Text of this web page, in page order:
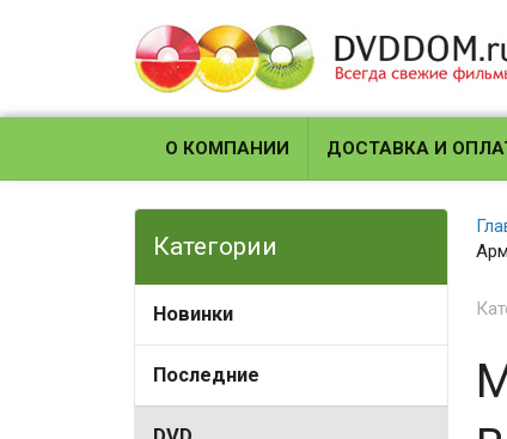
О КОМПАНИИ ДОСТАВКА И
Категории
Новинки
Последние